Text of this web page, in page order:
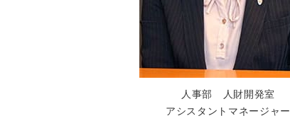
人事部 人財開発室
アシスタントマネージャー